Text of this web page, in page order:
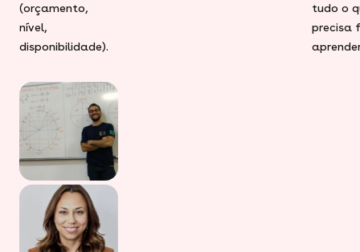
(orçamento,
nível,
disponibilidade).
tudo o
precisa